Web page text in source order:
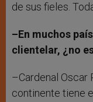
de sus fieles.
–En muchos
clientelar, ¿no
–Cardenal Oscar
continente tiene